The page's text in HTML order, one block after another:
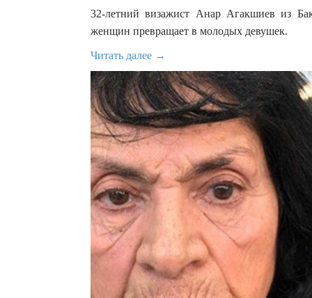
32-летний визажист Анар Агакшиев из
женщин превращает в молодых девушек.
Читать далее →